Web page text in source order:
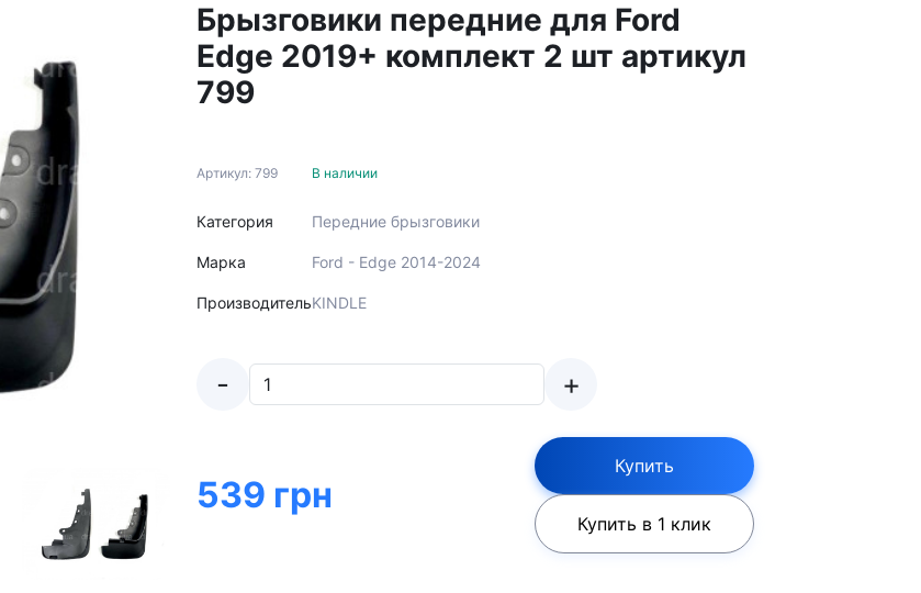
Брызговики передние для Ford
Edge 2019+ комплект 2 шт артикул
799
Артикул: 799
Категория
Марка
Производитель
В наличии
Передние брызговики
Ford - Edge 2014-2024
KINDLE
- +
539 грн
Купить
Купить в 1 клик